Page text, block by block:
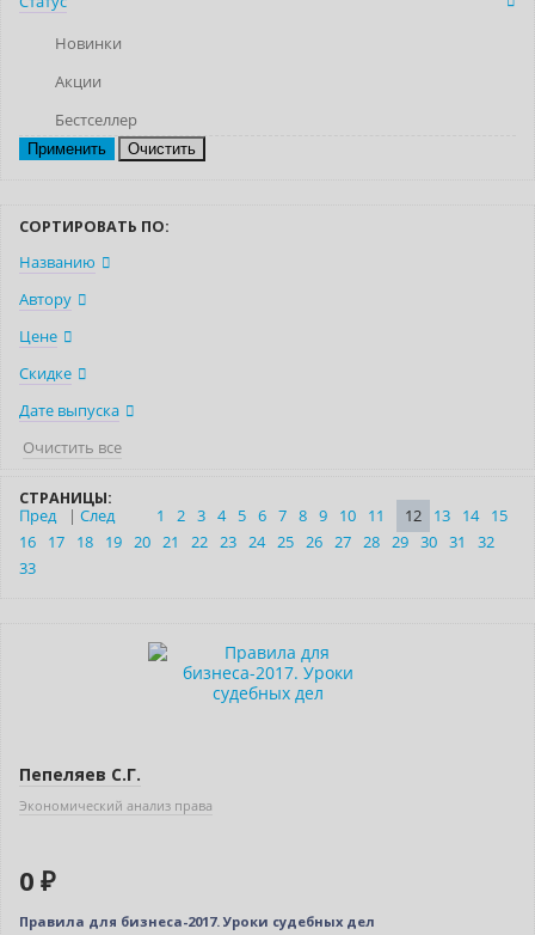
Новинки
Акции
Бестселлер
Очистить
СОРТИРОВАТЬ ПО:
Названию
Автору
Цене
Скидке
Дате выпуска
Очистить все
СТРАНИЦЫ:
Пред
| След 1 2 3 4 5 6 7 8 9 10 11 12 13 14
15
16
17 18 19 20 21 22 23 24 25 26 27 28 29 30 31
32
33
Пепеляев С.Г.
Экономический анализ права
0 ₽
Правила для бизнеса-2017. Уроки судебных дел